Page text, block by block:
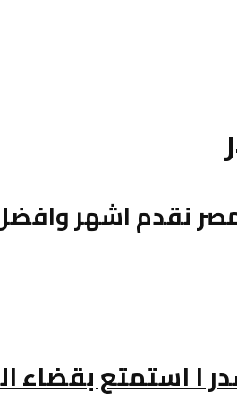
نقدم اشهر
ا استمتع بقضاء